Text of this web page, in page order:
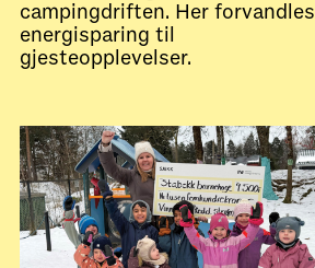
campingdriften. Her forvandles
energisparing til
gjesteopplevelser.
July 28, 2026
Nyheter